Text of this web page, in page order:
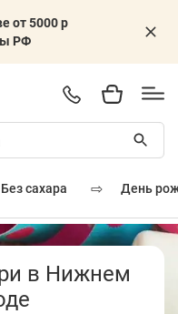
от 5000 р
РФ
без сахара ⇨ день
в Нижнем